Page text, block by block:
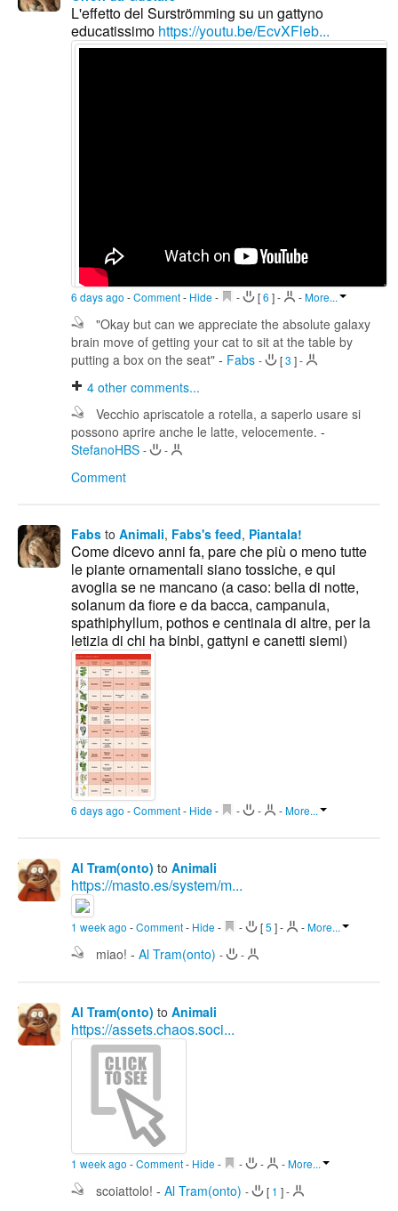
L'effetto del Surströmming su un gattyno
educatissimo https://youtu.be/EcvXFleb...
6 days ago -Comment- Hide - - [6 ]- -More...
"Okay but can we appreciate the absolute galaxy
brain move of getting your cat to sit at the table by
putting a box on the seat" - Fabs - [3 ]-
4 other comments...
Vecchio apriscatole a rotella, a saperlo usare si
possono aprire anche le latte, velocemente. -
StefanoHBS - -
Comment
Fabs to Animali, Fabs's feed, Piantala!
Come dicevo anni fa, pare che più o meno tutte
le piante ornamentali siano tossiche, e qui
avoglia se ne mancano (a caso: bella di notte,
solanum da fiore e da bacca, campanula,
spathiphyllum, pothos e centinaia di altre, per la
letizia di chi ha binbi, gattyni e canetti siemi)
6 days ago -Comment- Hide - - - -More...
Al Tram(onto) to Animali
https://masto.es/system/m...
1 week ago -Comment- Hide - - [5 ]- -More...
miao! - Al Tram(onto) - -
Al Tram(onto) to Animali
https://assets.chaos.soci...
1 week ago -Comment- Hide - - - -More...
scoiattolo! - Al Tram(onto) - [ 1 ]-